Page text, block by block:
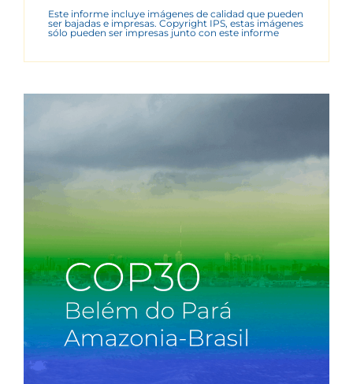
Este informe incluye imágenes de calidad que pueden
ser bajadas e impresas. Copyright IPS, estas imágenes
sólo pueden ser impresas junto con este informe